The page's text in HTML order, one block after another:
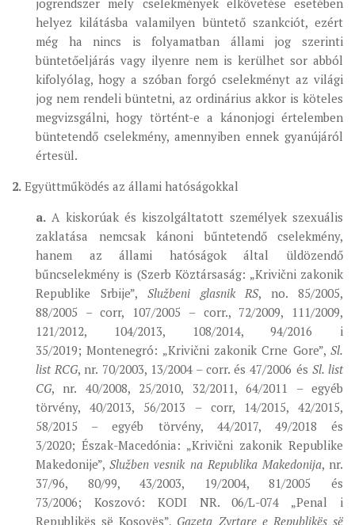
jogrendszer mely cselekmények elkövetése esetében
helyez kilátásba valamilyen büntető szankciót, ezért
még ha nincs is folyamatban állami jog szerinti
büntetőeljárás vagy ilyenre nem is kerülhet sor abból
kifolyólag, hogy a szóban forgó cselekményt az világi
jog nem rendeli büntetni, az ordinárius akkor is köteles
megvizsgálni, hogy történt-e a kánonjogi értelemben
büntetendő cselekmény, amennyiben ennek gyanújáról
értesül.
2. Együttműködés az állami hatóságokkal
a. A kiskorúak és kiszolgáltatott személyek szexuális
zaklatása nemcsak kánoni bűntetendő cselekmény,
hanem az állami hatóságok által üldözendő
bűncselekmény is (Szerb Köztársaság: „Krivični zakonik
Republike Srbije”, Službeni glasnik RS, no. 85/2005,
88/2005 – corr, 107/2005 – corr., 72/2009, 111/2009,
121/2012, 104/2013, 108/2014, 94/2016 i
35/2019; Montenegró: „Krivični zakonik Crne Gore”, Sl.
list RCG, nr. 70/2003, 13/2004 – corr. és 47/2006 és Sl. list
CG, nr. 40/2008, 25/2010, 32/2011, 64/2011 – egyéb
törvény, 40/2013, 56/2013 – corr, 14/2015, 42/2015,
58/2015 – egyéb törvény, 44/2017, 49/2018 és
3/2020; Észak-Macedónia: „Krivični zakonik Republike
Makedonije”,Služben vesnik na Republika Makedonija, nr.
37/96, 80/99, 43/2003, 19/2004, 81/2005 és
73/2006; Koszovó: KODI NR. 06/L-074 „Penal i
Republikës së Kosovës”, Gazeta Zyrtare e Republikës së